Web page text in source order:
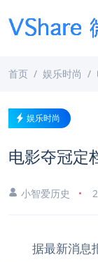
首页 娱乐时尚
娱乐时尚
电影夺冠定
小智爱历史
据最新消息报